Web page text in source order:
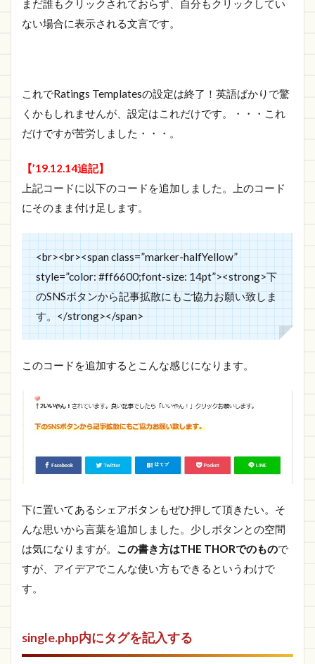
まだ誰もクリックされておらず、自分もクリックしてい
ない場合に表示される文言です。
これでRatings Templatesの設定は終了！英語ばかりで驚
くかもしれませんが、設定はこれだけです。・・・これ
だけですが苦労しました・・・。
【’19.12.14追記】
上記コードに以下のコードを追加しました。上のコード
にそのまま付け足します。
<br><br><span class=”marker-halfYellow”
style=”color: #ff6600;font-size: 14pt”><strong>下
のSNSボタンから記事拡散にもご協力お願い致しま
す。</strong></span>
このコードを追加するとこんな感じになります。
下に置いてあるシェアボタンもぜひ押して頂きたい。そ
んな思いから言葉を追加しました。少しボタンとの空間
は気になりますが。 この書き方はTHE THORでのもので
すが、アイデアでこんな使い方もできるというわけで
す。
single.php内にタグを記入する